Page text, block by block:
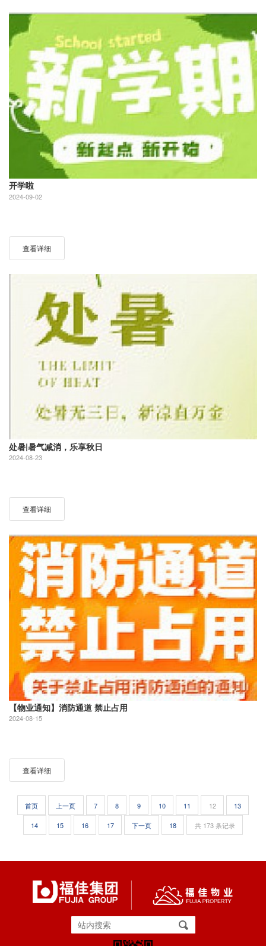
开学啦
2024-09-02
查看详细
处暑|暑气减消，乐享秋日
2024-08-23
查看详细
【物业通知】消防通道 禁止占用
2024-08-15
查看详细
首页 上一页 7 8 9 10 11 12 13
14 15 16 17 下一页 18 共 173 条记录